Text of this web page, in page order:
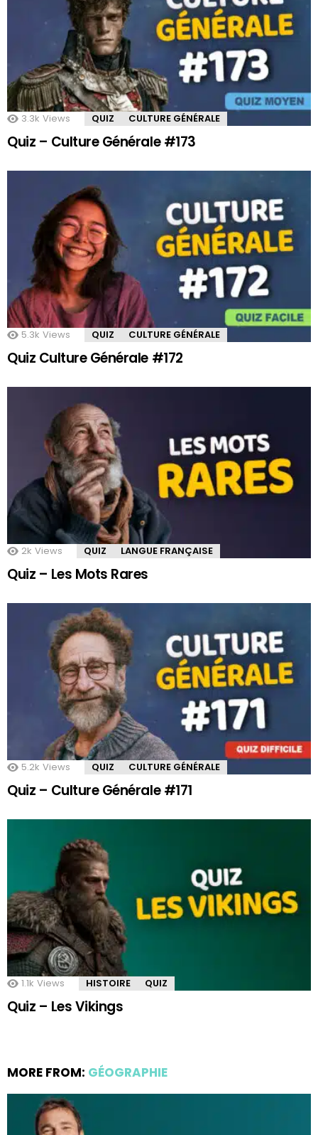
3.3k Views QUIZ CULTURE GÉNÉRALE
Quiz – Culture Générale #173
5.3k Views QUIZ CULTURE GÉNÉRALE
Quiz Culture Générale #172
2k Views QUIZ LANGUE FRANÇAISE
Quiz – Les Mots Rares
5.2k Views QUIZ CULTURE GÉNÉRALE
Quiz – Culture Générale #171
1.1k Views HISTOIRE QUIZ
Quiz – Les Vikings
MORE FROM: GÉOGRAPHIE